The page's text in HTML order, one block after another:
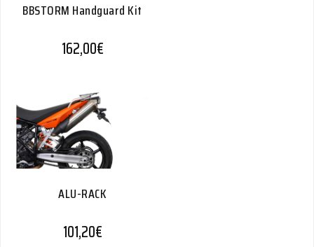
BBSTORM Handguard Kit
162,00€
ALU-RACK
101,20€